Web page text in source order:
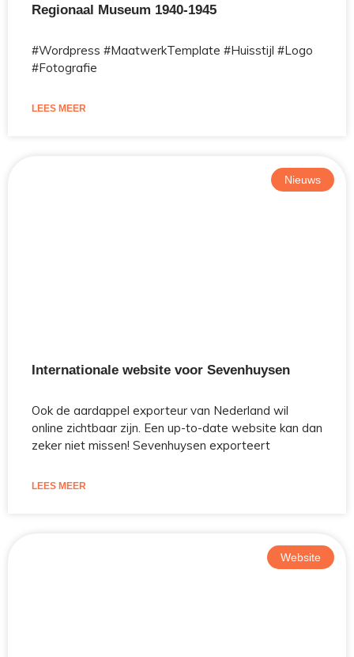
Regionaal Museum 1940-1945
#Wordpress #MaatwerkTemplate #Huisstijl #Logo
#Fotografie
LEES MEER
Nieuws
Internationale website voor Sevenhuysen
Ook de aardappel exporteur van Nederland wil
online zichtbaar zijn. Een up-to-date website kan dan
zeker niet missen! Sevenhuysen exporteert
LEES MEER
Website